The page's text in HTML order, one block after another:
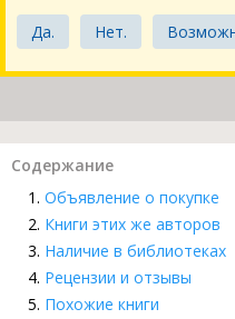
Да. Нет.
Содержание
Объявление о покупке
Книги этих же авторов
Наличие в библиотеках
Рецензии и отзывы
Похожие книги